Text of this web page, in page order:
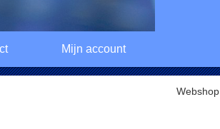
Mijn account
Webshop